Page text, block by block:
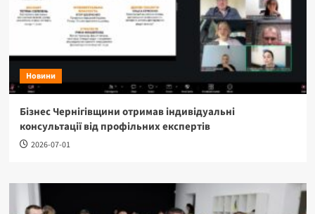
Новини
Бізнес Чернігівщини отримав індивідуальні
консультації від профільних експертів
2026-07-01